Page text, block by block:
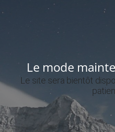
Le mode
Le site sera bientôt